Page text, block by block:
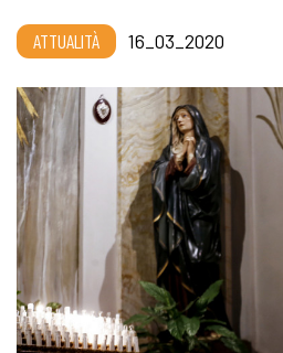
ATTUALITÀ 16_03_2020